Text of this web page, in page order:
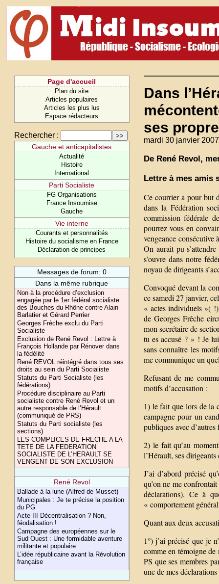
Page d'accueil
Plan du site
Articles populaires
Articles les plus lus
Espace rédacteurs
Rechercher :
Gauche et anticapitalistes
Actualité
Histoire
International
Parti Socialiste
FG Organisations
France Insoumise
Gauche
Vie interne
Courants et personnalités
Histoire du socialisme en France
Déclaration de principes
Messages de forum: 0
Dans la même rubrique
Non à la procédure d’exclusion
engagée par le 1er fédéral socialiste
des Bouches du Rhône contre Alain
Barlatier et Gérard Perrier
Georges Frèche exclu du Parti
Socialiste
Exclusion de René Revol : Lettre à
François Hollande par Rénover dans
la fédélité
René REVOL réintégré dans tous ses
droits au sein du Parti Socialiste
Statuts du Parti Socialiste (les
fédérations)
Procédure disciplinaire au Parti
socialiste contre René Revol et un
autre responsable de l’Hérault
(communiqué de PRS)
Statuts du Parti socialiste (les
sections)
LES COMPLICES DE FRECHE A LA
TETE DE LA FEDERATION
SOCIALISTE DE L’HERAULT SE
VENGENT DE SON EXCLUSION
René Revol
Ballade à la lune (Alfred de Musset)
Municipales : Je te précise la position
du PG
Acte III Décentralisation ? Non,
féodalisation !
Campagne des européennes sur le
Sud Ouest : Une formidable aventure
militante et populaire
L’idée républicaine avant la Révolution
française
Dans
ses
mardi 30 janvier
De René Revol,
Lettre à mes amis
Ce courrier a pour but
dans la Fédération
commission fédérale
pourrez vous en
vengeance
On aurait pu
s’ouvre dans notre
noyau de dirigeants
Convoqué devant la
ce samedi 27 janvier,
« actes individuels »(
de Georges Frêche
mon secrétaire de
tu es accusé ? » ! Je
sans connaître les
me communique un
Refusant de me
motifs d’accusation :
1) le fait que lors de la
campagne pour un
publiques avec
2) le fait qu’au
l’Hérault, ses
J’ai d’abord précisé
qu’on ne me
déclarations). Ce à
« comportement
Quant aux deux
1°) j’ai précisé que je
comme en témoigne
PS que ses membres
une de mes